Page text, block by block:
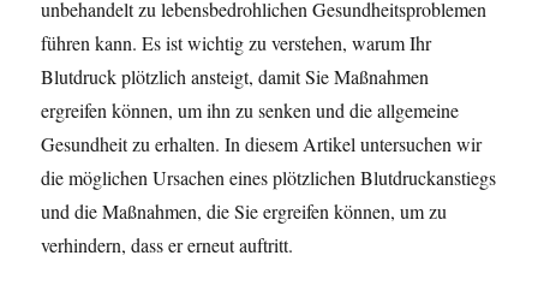
unbehandelt zu lebensbedrohlichen Gesundheitsproblemen
führen kann. Es ist wichtig zu verstehen, warum Ihr
Blutdruck plötzlich ansteigt, damit Sie Maßnahmen
ergreifen können, um ihn zu senken und die allgemeine
Gesundheit zu erhalten. In diesem Artikel untersuchen wir
die möglichen Ursachen eines plötzlichen Blutdruckanstiegs
und die Maßnahmen, die Sie ergreifen können, um zu
verhindern, dass er erneut auftritt.